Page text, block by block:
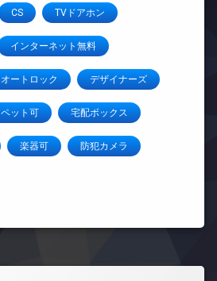
CS TVドアホン
インターネット無料
オートロック デザイナーズ
ペット可 宅配ボックス
楽器可 防犯カメラ